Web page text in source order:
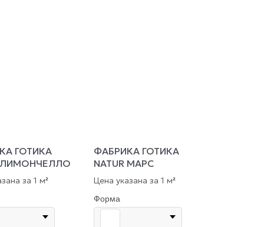
ГОТИКА
ЛИМОНЧЕЛЛО
за 1 м²
ФАБРИКА ГОТИКА
NATUR МАРС
Цена указана за 1 м²
Форма